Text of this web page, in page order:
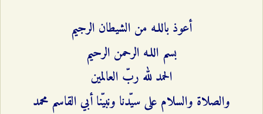
أعوذ باللـه من الشيطان الرجيم
بسم اللـه الرحمن الرحيم
الحمد لله ربّ العالمين
والصلاة والسلام على سيّدنا ونبيّنا أبي القاسم محمد